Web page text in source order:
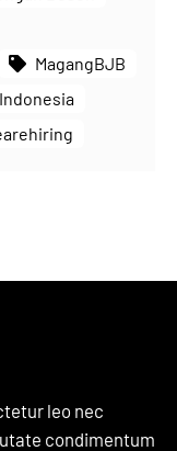
MagangBJB
leo nec
condimentum